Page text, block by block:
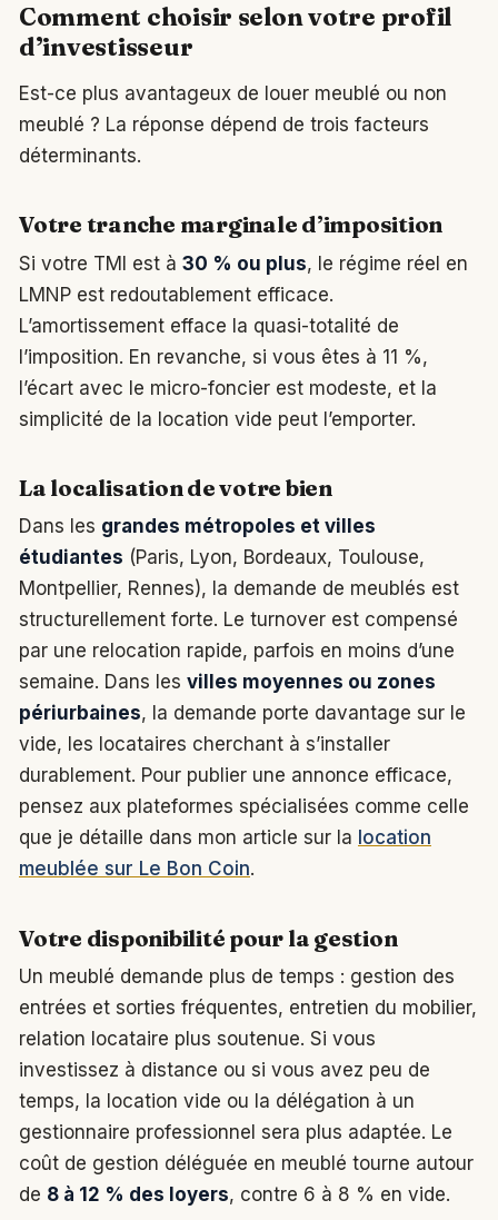
Comment choisir selon votre profil
d’investisseur
Est-ce plus avantageux de louer meublé ou non
meublé ? La réponse dépend de trois facteurs
déterminants.
Votre tranche marginale d’imposition
Si votre TMI est à 30 % ou plus, le régime réel en
LMNP est redoutablement efficace.
L’amortissement efface la quasi-totalité de
l’imposition. En revanche, si vous êtes à 11 %,
l’écart avec le micro-foncier est modeste, et la
simplicité de la location vide peut l’emporter.
La localisation de votre bien
Dans les grandes métropoles et villes
étudiantes (Paris, Lyon, Bordeaux, Toulouse,
Montpellier, Rennes), la demande de meublés est
structurellement forte. Le turnover est compensé
par une relocation rapide, parfois en moins d’une
semaine. Dans les villes moyennes ou zones
périurbaines, la demande porte davantage sur le
vide, les locataires cherchant à s’installer
durablement. Pour publier une annonce efficace,
pensez aux plateformes spécialisées comme celle
que je détaille dans mon article sur la location
meublée sur Le Bon Coin.
Votre disponibilité pour la gestion
Un meublé demande plus de temps : gestion des
entrées et sorties fréquentes, entretien du mobilier,
relation locataire plus soutenue. Si vous
investissez à distance ou si vous avez peu de
temps, la location vide ou la délégation à un
gestionnaire professionnel sera plus adaptée. Le
coût de gestion déléguée en meublé tourne autour
de 8 à 12 % des loyers, contre 6 à 8 % en vide.